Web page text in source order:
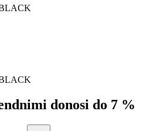
donosi do 7 %